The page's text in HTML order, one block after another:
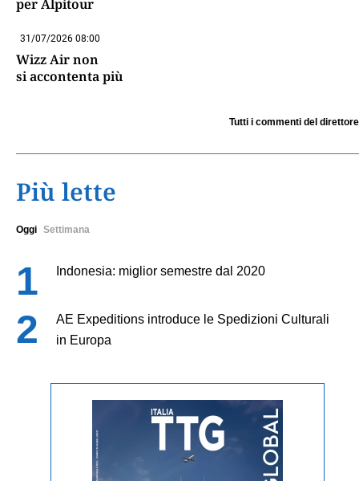
per Alpitour
31/07/2026 08:00
Wizz Air non
si accontenta più
Tutti i commenti del direttore
Più lette
Oggi Settimana
Indonesia: miglior semestre dal 2020
AE Expeditions introduce le Spedizioni Culturali
in Europa